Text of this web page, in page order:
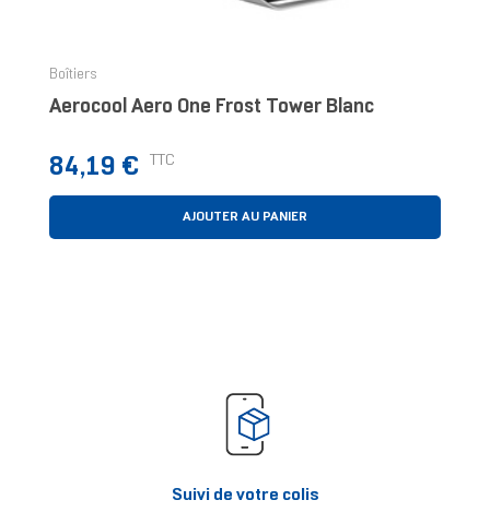
Boîtiers
Aerocool Aero One Frost Tower Blanc
Prix
84,19 € TTC
AJOUTER AU PANIER
Suivi de votre colis